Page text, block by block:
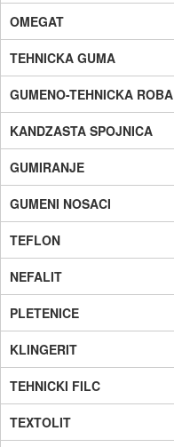
OMEGAT
TEHNICKA GUMA
GUMENO-TEHNICKA ROBA
KANDZASTA SPOJNICA
GUMIRANJE
GUMENI NOSACI
TEFLON
NEFALIT
PLETENICE
KLINGERIT
TEHNICKI FILC
TEXTOLIT